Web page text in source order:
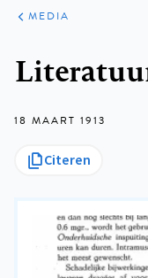
ARTIKELEN
VARIA
MEDIA
18 MAART 1913
Citeren